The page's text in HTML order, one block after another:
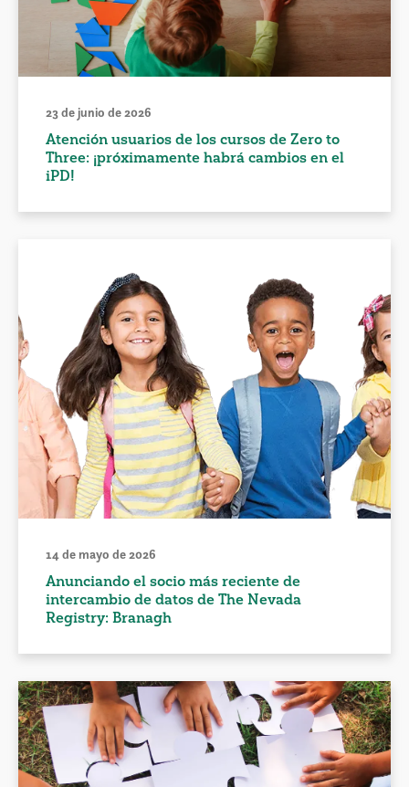
23 de junio de 2026
Atención usuarios de los cursos de Zero to
Three: ¡próximamente habrá cambios en el
iPD!
14 de mayo de 2026
Anunciando el socio más reciente de
intercambio de datos de The Nevada
Registry: Branagh